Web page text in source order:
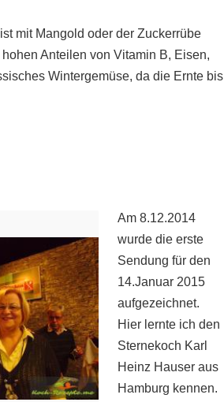
mit Mangold oder der Zuckerrübe
Anteilen von Vitamin B, Eisen,
Wintergemüse, da die Ernte bis
Am 8.12.2014
wurde die erste
Sendung für den
14.Januar 2015
aufgezeichnet.
Hier lernte ich den
Sternekoch Karl
Heinz Hauser aus
Hamburg kennen.